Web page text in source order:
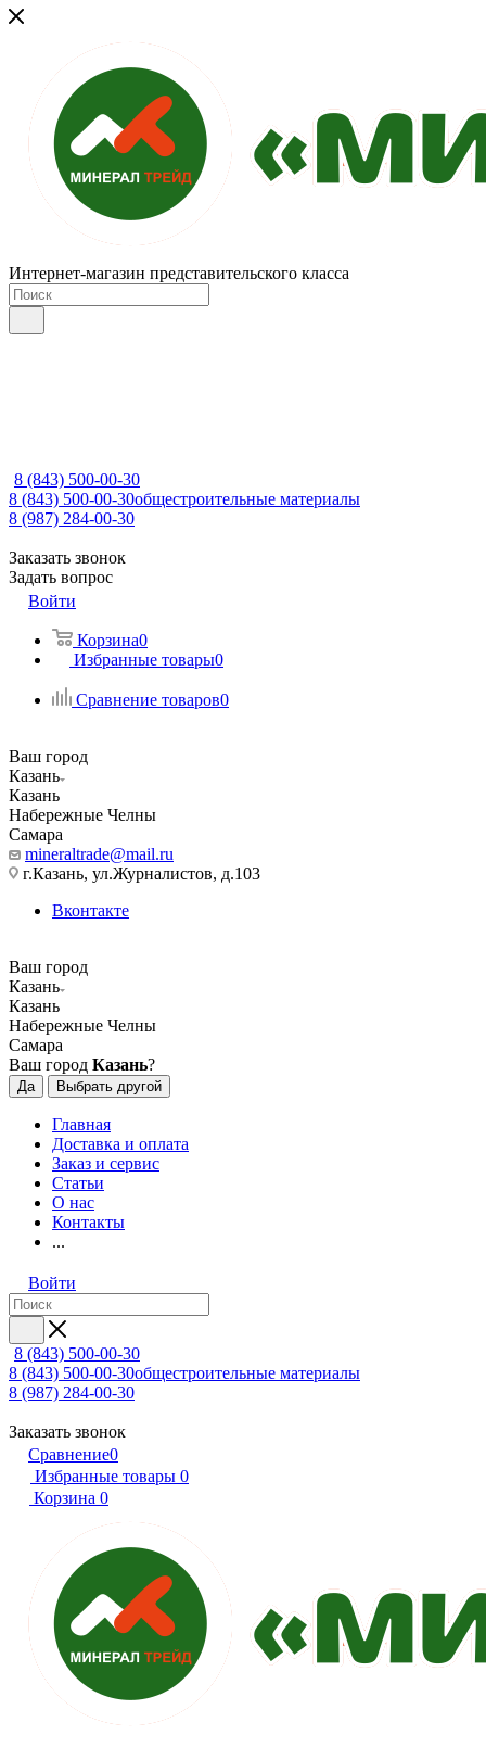
Интернет-магазин представительского класса
8 (843) 500-00-30
8 (843) 500-00-30общестроительные материалы
8 (987) 284-00-30
Заказать звонок
Задать вопрос
Войти
Корзина0
Избранные товары0
Сравнение товаров0
Ваш город
Казань
Казань
Набережные Челны
Самара
mineraltrade@mail.ru
г.Казань, ул.Журналистов, д.103
Вконтакте
Ваш город
Казань
Казань
Набережные Челны
Самара
Ваш город Казань?
Да Выбрать другой
Главная
Доставка и оплата
Заказ и сервис
Статьи
О нас
Контакты
...
Войти
8 (843) 500-00-30
8 (843) 500-00-30общестроительные материалы
8 (987) 284-00-30
Заказать звонок
Сравнение0
Избранные товары 0
Корзина 0